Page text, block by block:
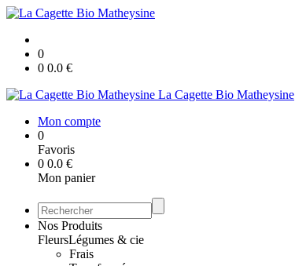
0
0 0.0 €
La Cagette Bio Matheysine
Mon compte
0
Favoris
0 0.0 €
Mon panier
Nos Produits
FleursLégumes & cie
Frais